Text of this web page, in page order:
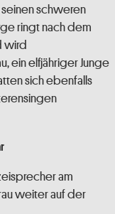
seinen schweren
ringt nach dem
wird
ein elfjähriger Junge
sich ebenfalls
am
weiter auf der